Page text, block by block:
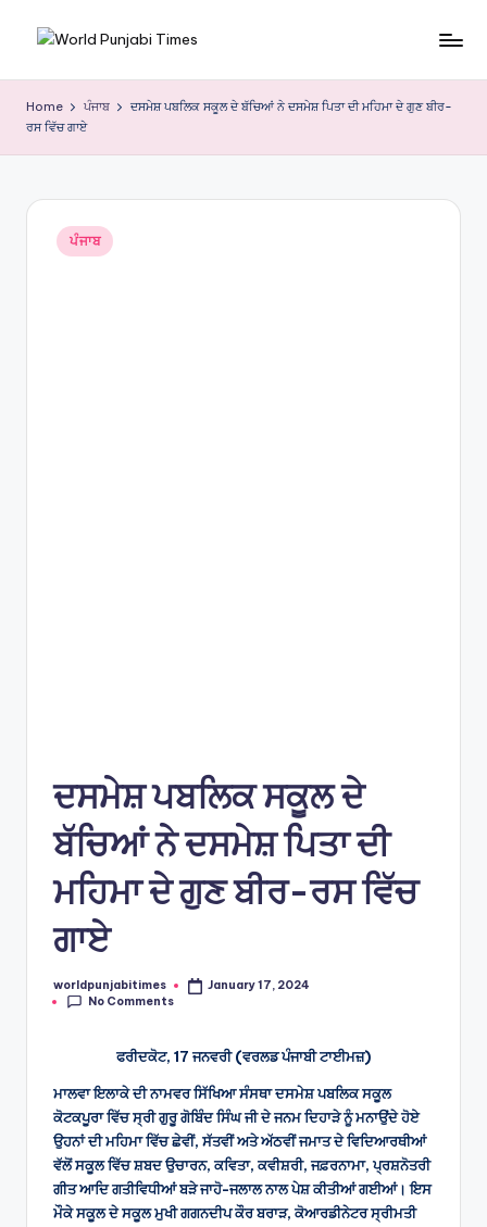
o
rl
Home ਪੰਜਾਬ
ਦਸਮੇਸ਼ ਪਬਲਿਕ ਸਕੂਲ ਦੇ ਬੱਚਿਆਂ ਨੇ ਦਸਮੇਸ਼ ਪਿਤਾ ਦੀ ਮਹਿਮਾ ਦੇ ਗੁਣ ਬੀਰ-
ਰਸ ਵਿੱਚ ਗਾਏ
Posted
in
ਪੰਜਾਬ
ਦਸਮੇਸ਼ ਪਬਲਿਕ ਸਕੂਲ ਦੇ
ਬੱਚਿਆਂ ਨੇ ਦਸਮੇਸ਼ ਪਿਤਾ ਦੀ
ਮਹਿਮਾ ਦੇ ਗੁਣ ਬੀਰ-ਰਸ ਵਿੱਚ
ਗਾਏ
Posted
by
worldpunjabitimes
January 17, 2024
No Comments
ਫਰੀਦਕੋਟ, 17 ਜਨਵਰੀ (ਵਰਲਡ ਪੰਜਾਬੀ ਟਾਈਮਜ਼)
ਮਾਲਵਾ ਇਲਾਕੇ ਦੀ ਨਾਮਵਰ ਸਿੱਖਿਆ ਸੰਸਥਾ ਦਸਮੇਸ਼ ਪਬਲਿਕ ਸਕੂਲ
ਕੋਟਕਪੂਰਾ ਵਿੱਚ ਸ੍ਰੀ ਗੁਰੂ ਗੋਬਿੰਦ ਸਿੰਘ ਜੀ ਦੇ ਜਨਮ ਦਿਹਾੜੇ ਨੂੰ ਮਨਾਉਂਦੇ ਹੋਏ
ਉਹਨਾਂ ਦੀ ਮਹਿਮਾ ਵਿੱਚ ਛੇਵੀਂ, ਸੱਤਵੀਂ ਅਤੇ ਅੱਠਵੀਂ ਜਮਾਤ ਦੇ ਵਿਦਿਆਰਥੀਆਂ
ਵੱਲੋਂ ਸਕੂਲ ਵਿੱਚ ਸ਼ਬਦ ਉਚਾਰਨ, ਕਵਿਤਾ, ਕਵੀਸ਼ਰੀ, ਜਫ਼ਰਨਾਮਾ, ਪ੍ਰਸ਼ਨੋਤਰੀ
ਗੀਤ ਆਦਿ ਗਤੀਵਿਧੀਆਂ ਬੜੇ ਜਾਹੋ-ਜਲਾਲ ਨਾਲ ਪੇਸ਼ ਕੀਤੀਆਂ ਗਈਆਂ। ਇਸ
ਮੌਕੇ ਸਕੂਲ ਦੇ ਸਕੂਲ ਮੁਖੀ ਗਗਨਦੀਪ ਕੌਰ ਬਰਾੜ, ਕੋਆਰਡੀਨੇਟਰ ਸ੍ਰੀਮਤੀ